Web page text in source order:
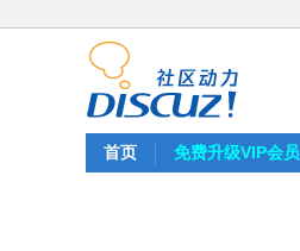
首页 免费升级VIP会员